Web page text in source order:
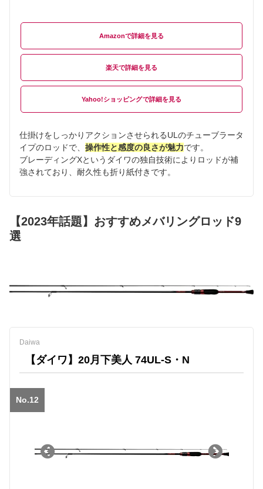
Amazon
楽天
Yahoo!ショッピング
仕掛けをしっかりアクションさせられるULのチューブラータ
イプのロッドで、 操作性と感度の良さが魅力です。
ブレーディングXというダイワの独自技術によりロッドが補
強されており、耐久性も折り紙付きです。
【2023年話題】おすすめメバリングロッド9
選
Daiwa
【ダイワ】20月下美人 74UL‐S・N
No.12